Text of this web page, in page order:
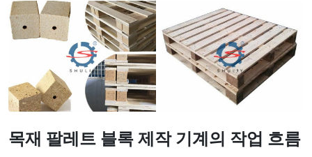
목재 팔레트 블록 제작 기계의 작업 흐름